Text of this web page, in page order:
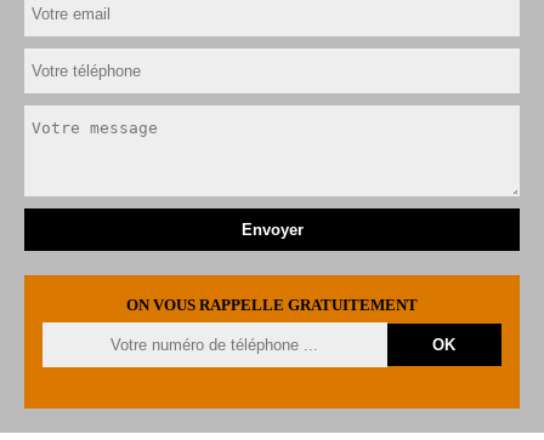
ON VOUS RAPPELLE GRATUITEMENT